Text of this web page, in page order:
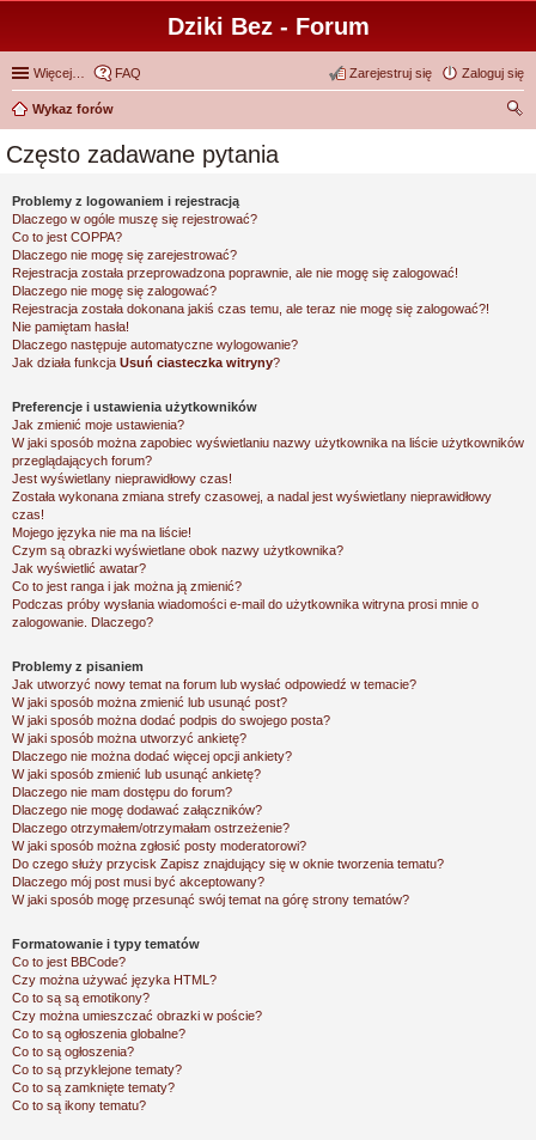
Dziki Bez - Forum
Więcej… FAQ Zaloguj się
Zarejestruj się
Wykaz forów
Często zadawane pytania
Problemy z logowaniem i rejestracją
Dlaczego w ogóle muszę się rejestrować?
Co to jest COPPA?
Dlaczego nie mogę się zarejestrować?
Rejestracja została przeprowadzona poprawnie, ale nie mogę się zalogować!
Dlaczego nie mogę się zalogować?
Rejestracja została dokonana jakiś czas temu, ale teraz nie mogę się zalogować?!
Nie pamiętam hasła!
Dlaczego następuje automatyczne wylogowanie?
Jak działa funkcja Usuń ciasteczka witryny?
Preferencje i ustawienia użytkowników
Jak zmienić moje ustawienia?
W jaki sposób można zapobiec wyświetlaniu nazwy użytkownika na liście użytkowników
przeglądających forum?
Jest wyświetlany nieprawidłowy czas!
Została wykonana zmiana strefy czasowej, a nadal jest wyświetlany nieprawidłowy
czas!
Mojego języka nie ma na liście!
Czym są obrazki wyświetlane obok nazwy użytkownika?
Jak wyświetlić awatar?
Co to jest ranga i jak można ją zmienić?
Podczas próby wysłania wiadomości e-mail do użytkownika witryna prosi mnie o
zalogowanie. Dlaczego?
Problemy z pisaniem
Jak utworzyć nowy temat na forum lub wysłać odpowiedź w temacie?
W jaki sposób można zmienić lub usunąć post?
W jaki sposób można dodać podpis do swojego posta?
W jaki sposób można utworzyć ankietę?
Dlaczego nie można dodać więcej opcji ankiety?
W jaki sposób zmienić lub usunąć ankietę?
Dlaczego nie mam dostępu do forum?
Dlaczego nie mogę dodawać załączników?
Dlaczego otrzymałem/otrzymałam ostrzeżenie?
W jaki sposób można zgłosić posty moderatorowi?
Do czego służy przycisk Zapisz znajdujący się w oknie tworzenia tematu?
Dlaczego mój post musi być akceptowany?
W jaki sposób mogę przesunąć swój temat na górę strony tematów?
Formatowanie i typy tematów
Co to jest BBCode?
Czy można używać języka HTML?
Co to są są emotikony?
Czy można umieszczać obrazki w poście?
Co to są ogłoszenia globalne?
Co to są ogłoszenia?
Co to są przyklejone tematy?
Co to są zamknięte tematy?
Co to są ikony tematu?